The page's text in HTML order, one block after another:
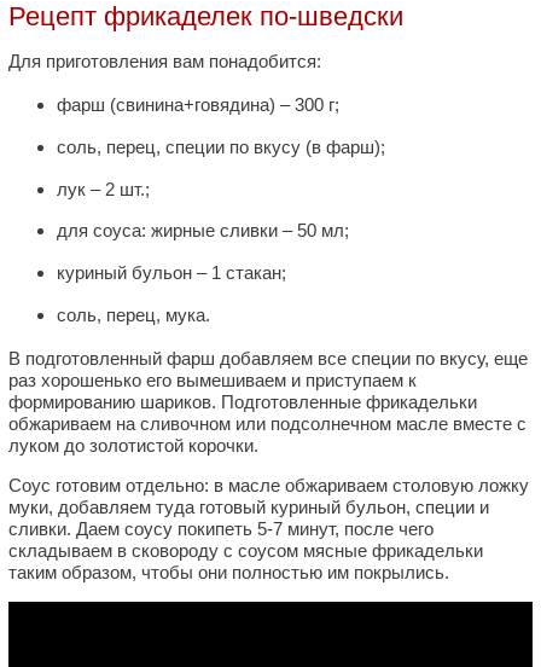
Рецепт фрикаделек по-шведски
Для приготовления вам понадобится:
фарш (свинина+говядина) – 300 г;
соль, перец, специи по вкусу (в фарш);
лук – 2 шт.;
для соуса: жирные сливки – 50 мл;
куриный бульон – 1 стакан;
соль, перец, мука.
В подготовленный фарш добавляем все специи по вкусу, еще
раз хорошенько его вымешиваем и приступаем к
формированию шариков. Подготовленные фрикадельки
обжариваем на сливочном или подсолнечном масле вместе с
луком до золотистой корочки.
Соус готовим отдельно: в масле обжариваем столовую ложку
муки, добавляем туда готовый куриный бульон, специи и
сливки. Даем соусу покипеть 5-7 минут, после чего
складываем в сковороду с соусом мясные фрикадельки
таким образом, чтобы они полностью им покрылись.